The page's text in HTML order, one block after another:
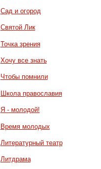
Сад и огород
Святой Лик
Точка зрения
Хочу все знать
Чтобы помнили
Школа православия
Я - молодой!
Время молодых
Литературный театр
Литдрама